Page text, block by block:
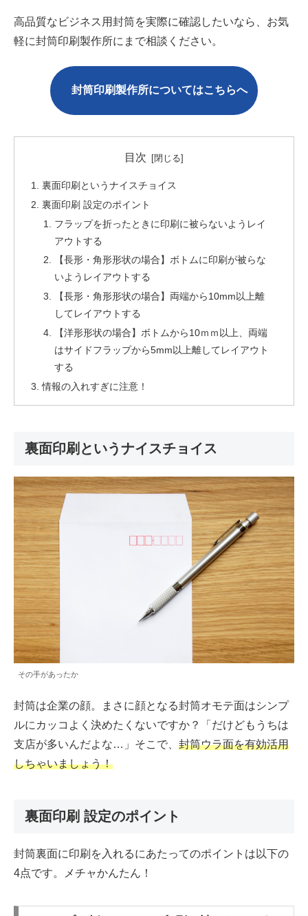
高品質なビジネス用封筒を実際に確認したいなら、お気
軽に封筒印刷製作所にまで相談ください。
封筒印刷製作所についてはこちらへ
目次
裏面印刷というナイスチョイス
裏面印刷 設定のポイント
フラップを折ったときに印刷に被らないようレイ
アウトする
【長形・角形形状の場合】ボトムに印刷が被らな
いようレイアウトする
【長形・角形形状の場合】両端から10mm以上離
してレイアウトする
【洋形形状の場合】ボトムから10ｍｍ以上、両端
はサイドフラップから5mm以上離してレイアウト
する
情報の入れすぎに注意！
裏面印刷というナイスチョイス
その手があったか
封筒は企業の顔。まさに顔となる封筒オモテ面はシンプ
ルにカッコよく決めたくないですか？「だけどもうちは
支店が多いんだよな…」そこで、 封筒ウラ面を有効活用
しちゃいましょう！
裏面印刷 設定のポイント
封筒裏面に印刷を入れるにあたってのポイントは以下の
4点です。メチャかんたん！